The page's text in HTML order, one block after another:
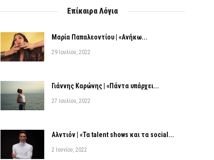
Επίκαιρα Λόγια
Μαρία Παπαλεοντίου | «Ανήκω...
29 Ιουλίου, 2022
Γιάννης Καρώνης | «Πάντα υπάρχει...
27 Ιουλίου, 2022
Αλντιόν | «Τα talent shows και τα social...
2 Ιουνίου, 2022